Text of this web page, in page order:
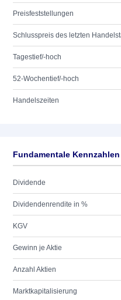
Preisfeststellungen
Schlusspreis des letzten
Tagestief/-hoch
52-Wochentief/-hoch
Handelszeiten
Dividende
Dividendenrendite in %
KGV
Gewinn je Aktie
Anzahl Aktien
Marktkapitalisierung